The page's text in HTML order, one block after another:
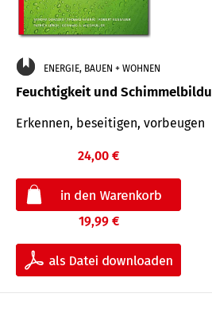
ENERGIE, BAUEN + WOHNEN
Feuchtigkeit und
Erkennen, beseitigen, vorbeugen
24,00 €
19,99 €